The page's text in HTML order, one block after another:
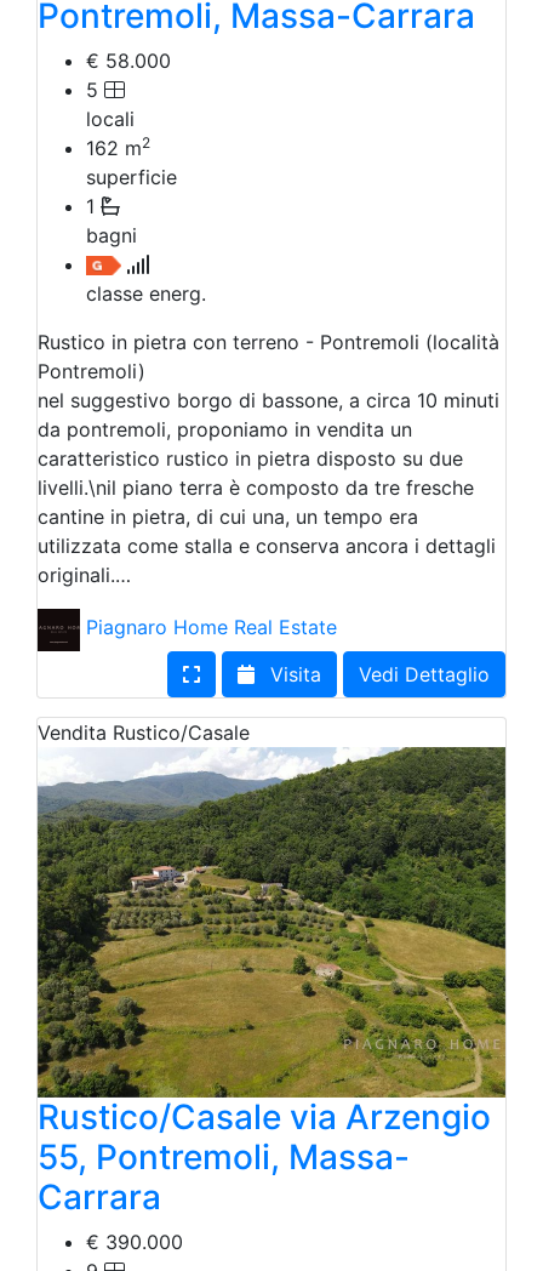
Pontremoli, Massa-Carrara
€ 58.000
5
locali
162 m2
superficie
1
bagni
classe energ.
Rustico in pietra con terreno - Pontremoli (località
Pontremoli)
nel suggestivo borgo di bassone, a circa 10 minuti
da pontremoli, proponiamo in vendita un
caratteristico rustico in pietra disposto su due
livelli.\nil piano terra è composto da tre fresche
cantine in pietra, di cui una, un tempo era
utilizzata come stalla e conserva ancora i dettagli
originali.…
Piagnaro Home Real Estate
Visita
Vedi Dettaglio
Vendita Rustico/Casale
Rustico/Casale via Arzengio
55, Pontremoli, Massa-
Carrara
€ 390.000